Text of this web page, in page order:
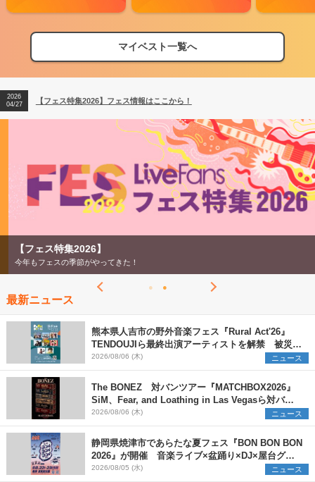
マイベスト一覧へ
【フェス特集2026】フェス情報はここから！
【ライブ動員ランキング】2026年上半期編発表！
2026
04/27
【フェス特集2026】フェス情報はここから！
2026
【ライブ動員ランキング】2026年上半期編発表！
【フェス特集2026】
今年もフェスの季節がやってきた！
最新ニュース
熊本県人吉市の野外音楽フェス『Rural Act'26』
TENDOUJIら最終出演アーティストを解禁 被災地
支援プロジェクトの始動も発表
2026/08/06 (木) ニュース
The BONEZ 対バンツアー『MATCHBOX2026』
SiM、Fear, and Loathing in Las Vegasら対バン
アーティストを一斉解禁
2026/08/06 (木) ニュース
静岡県焼津市であらたな夏フェス『BON BON BON
2026』が開催 音楽ライブ×盆踊り×DJ×屋台グル
メ×ランタンナイトで彩る2日間
2026/08/05 (水) ニュース